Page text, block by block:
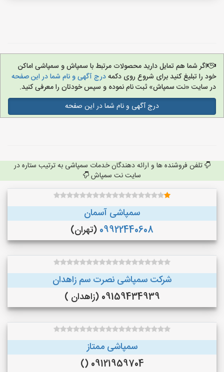
اگر شما هم تمایل دارید محصولات مرتبط با سمپاش و سمپاشی اماکن
خود را تبلیغ کنید برای شروع روی دکمهدرج آگهی و نام شما در این صفحه
در سایت «نت سمپاش» ثبت نام نموده و سپس خودتان را معرفی کنید.
درج آگهی و نام شما در این صفحه
تلفن فروشنده ها و ارائه دهندگان خدمات سمپاشی به ترتیب ستاره در
سایت نت سمپاش
سمپاشی آسمان
09922440608 (تهران)
شرکت سمپاشی نصرت سم زاهدان
09159434939 (زاهدان )
سمپاشی ممتاز
09121959704 ()